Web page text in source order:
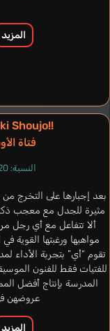
المزيد
Shoujo!!
فتاة
النسبة: 20%
مثيرة للجدل مع معجب
ألا تتفاعل مع أي رجل
مواهبها ورغبتها القوية
تقوم “أي” بتجربة الأداء
للفتيات فقط للفنون
المدرسة بإنتاج أفضل
عروضهن
المزيد